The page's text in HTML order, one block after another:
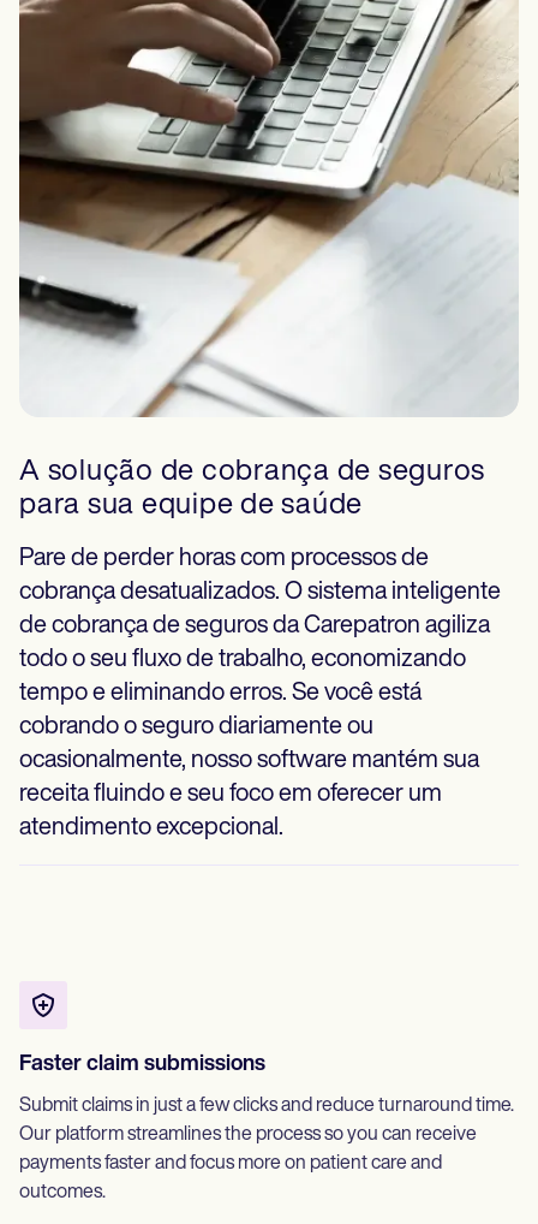
A solução de cobrança de seguros
para sua equipe de saúde
Pare de perder horas com processos de
cobrança desatualizados. O sistema inteligente
de cobrança de seguros da Carepatron agiliza
todo o seu fluxo de trabalho, economizando
tempo e eliminando erros. Se você está
cobrando o seguro diariamente ou
ocasionalmente, nosso software mantém sua
receita fluindo e seu foco em oferecer um
atendimento excepcional.
Faster claim submissions
Submit claims in just a few clicks and reduce turnaround time.
Our platform streamlines the process so you can receive
payments faster and focus more on patient care and
outcomes.